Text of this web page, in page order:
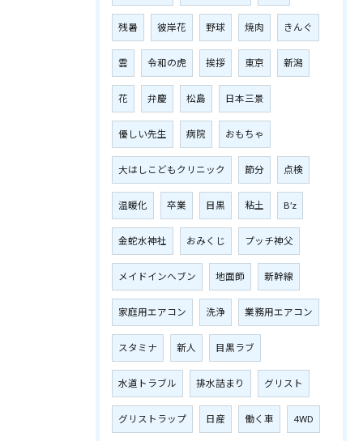
残暑 彼岸花 野球 焼肉 きんぐ
雲 令和の虎 挨拶 東京 新潟
花 弁慶 松島 日本三景
優しい先生 病院 おもちゃ
大はしこどもクリニック 節分 点検
温暖化 卒業 目黒 粘土 B’z
金蛇水神社 おみくじ プッチ神父
メイドインヘブン 地面師 新幹線
家庭用エアコン 洗浄 業務用エアコン
スタミナ 新人 目黒ラブ
水道トラブル 排水詰まり グリスト
グリストラップ 日産 働く車 4WD